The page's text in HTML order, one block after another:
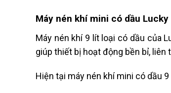
Máy nén khí mini có dầu
Máy nén khí 9 lít loại có dầu của
giúp thiết bị hoạt động bền bỉ, liên
Hiện tại máy nén khí mini có dầu